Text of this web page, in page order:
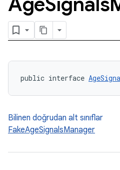
public interface
Bilinen doğrudan alt sınıflar
FakeAgeSignalsManager